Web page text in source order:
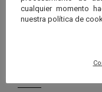
expuesto o sulfatos de
[3] Muchos de los
interna, como los
cualquier momento
nuestra política de